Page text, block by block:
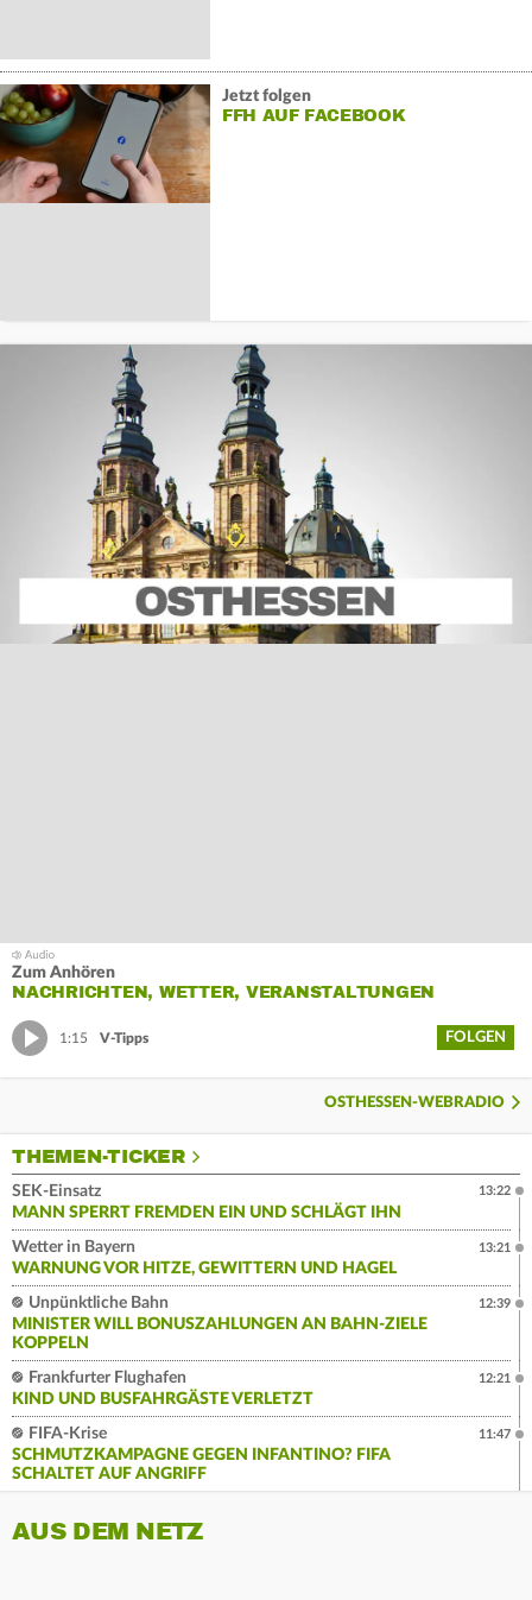
Jetzt folgen
FFH AUF FACEBOOK
Zum Anhören
NACHRICHTEN, WETTER, VERANSTALTUNGEN
1:15 V-Tipps FOLGEN
OSTHESSEN-WEBRADIO
THEMEN-TICKER
SEK-Einsatz
MANN SPERRT FREMDEN EIN UND SCHLÄGT IHN
13:22
Wetter in Bayern
WARNUNG VOR HITZE, GEWITTERN UND HAGEL
13:21
Unpünktliche Bahn
MINISTER WILL BONUSZAHLUNGEN AN BAHN-ZIELE
KOPPELN
12:39
Frankfurter Flughafen
KIND UND BUSFAHRGÄSTE VERLETZT
12:21
FIFA-Krise
SCHMUTZKAMPAGNE GEGEN INFANTINO? FIFA
SCHALTET AUF ANGRIFF
11:47
AUS DEM NETZ